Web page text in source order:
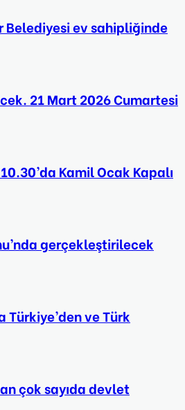
Belediyesi ev sahipliğinde
21 Mart 2026 Cumartesi
Kamil Ocak Kapalı
gerçekleştirilecek
Türkiye’den ve Türk
çok sayıda devlet